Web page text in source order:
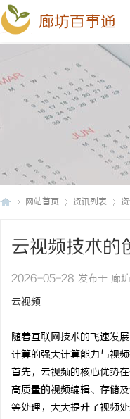
廊坊百事通
网站首页 资讯列表
云视频技术的
2026-05-28 发布于 廊
云视频
随着互联网技术的飞速发
计算的强大计算能力与视
首先，云视频的核心优势
高质量的视频编辑、存储
等处理，大大提升了视频处